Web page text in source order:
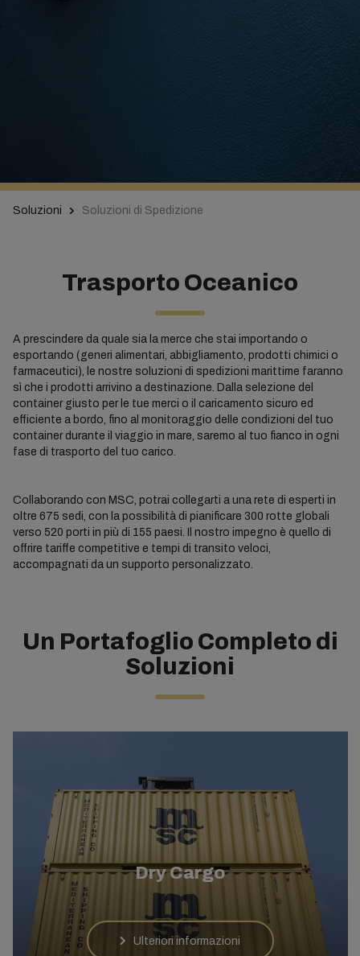
Soluzioni Soluzioni di Spedizione
Trasporto Oceanico
A prescindere da quale sia la merce che stai importando o
esportando (generi alimentari, abbigliamento, prodotti chimici o
farmaceutici), le nostre soluzioni di spedizioni marittime faranno
sì che i prodotti arrivino a destinazione. Dalla selezione del
container giusto per le tue merci o il caricamento sicuro ed
efficiente a bordo, fino al monitoraggio delle condizioni del tuo
container durante il viaggio in mare, saremo al tuo fianco in ogni
fase di trasporto del tuo carico.
Collaborando con MSC, potrai collegarti a una rete di esperti in
oltre 675 sedi, con la possibilità di pianificare 300 rotte globali
verso 520 porti in più di 155 paesi. Il nostro impegno è quello di
offrire tariffe competitive e tempi di transito veloci,
accompagnati da un supporto personalizzato.
Un Portafoglio Completo di
Soluzioni
Dry Cargo
Ulteriori informazioni